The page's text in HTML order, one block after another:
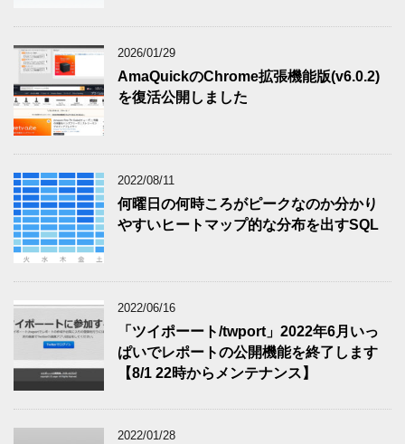
2026/01/29
AmaQuickのChrome拡張機能版(v6.0.2)
を復活公開しました
2022/08/11
何曜日の何時ころがピークなのか分かり
やすいヒートマップ的な分布を出すSQL
2022/06/16
「ツイポーート/twport」2022年6月いっ
ぱいでレポートの公開機能を終了します
【8/1 22時からメンテナンス】
2022/01/28